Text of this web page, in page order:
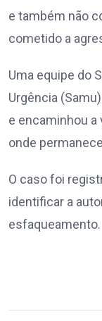
e também não
cometido a
Uma equipe do
Urgência
e encaminhou a
onde
O caso foi
identificar a
esfaqueamento.